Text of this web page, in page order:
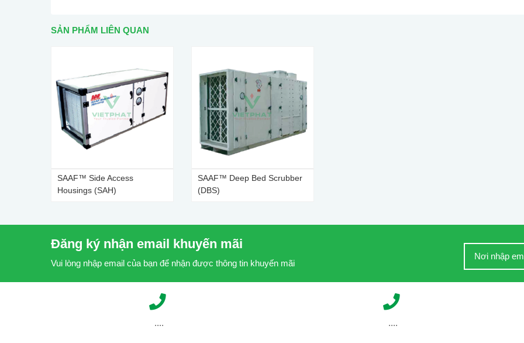
SẢN PHẨM LIÊN QUAN
SAAF™ Side Access
Housings (SAH)
SAAF™ Deep Bed Scrubber
(DBS)
Đăng ký nhận email khuyến mãi
Vui lòng nhập email của bạn để nhận được thông tin khuyến mãi
.... ....